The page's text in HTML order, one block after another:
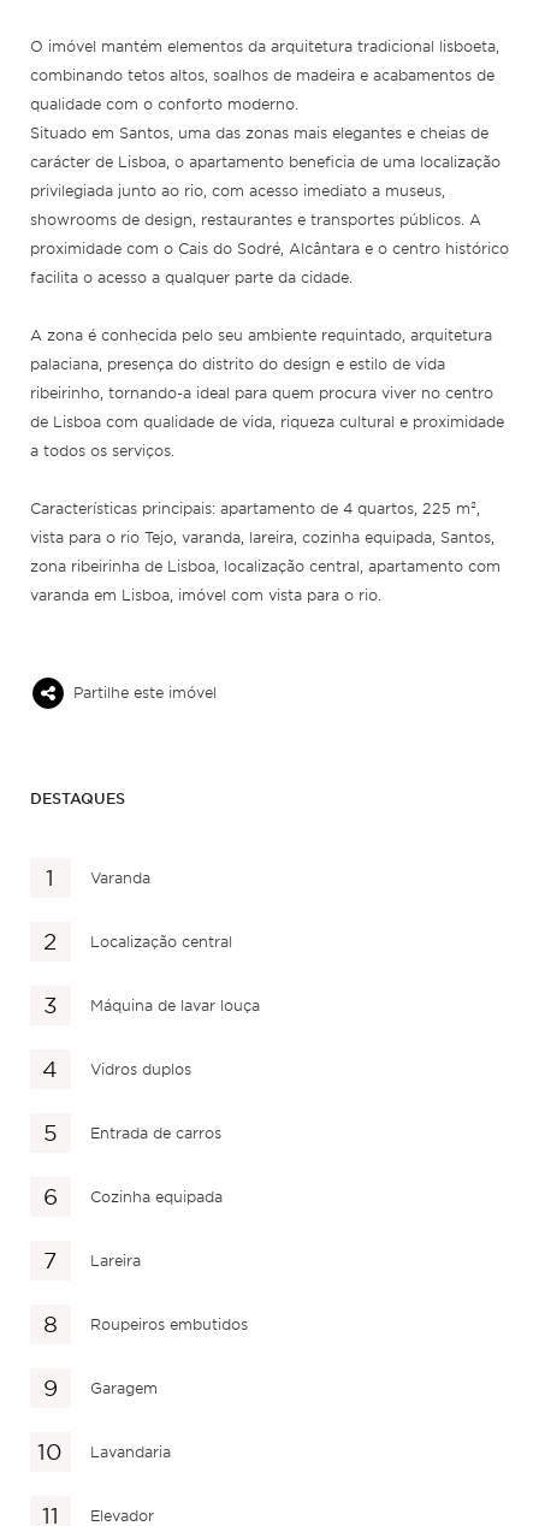
O imóvel mantém elementos da arquitetura tradicional lisboeta,
combinando tetos altos, soalhos de madeira e acabamentos de
qualidade com o conforto moderno.
Situado em Santos, uma das zonas mais elegantes e cheias de
carácter de Lisboa, o apartamento beneficia de uma localização
privilegiada junto ao rio, com acesso imediato a museus,
showrooms de design, restaurantes e transportes públicos. A
proximidade com o Cais do Sodré, Alcântara e o centro histórico
facilita o acesso a qualquer parte da cidade.
A zona é conhecida pelo seu ambiente requintado, arquitetura
palaciana, presença do distrito do design e estilo de vida
ribeirinho, tornando-a ideal para quem procura viver no centro
de Lisboa com qualidade de vida, riqueza cultural e proximidade
a todos os serviços.
Características principais: apartamento de 4 quartos, 225 m²,
vista para o rio Tejo, varanda, lareira, cozinha equipada, Santos,
zona ribeirinha de Lisboa, localização central, apartamento com
varanda em Lisboa, imóvel com vista para o rio.
Partilhe este imóvel
DESTAQUES
Varanda
Localização central
Máquina de lavar louça
Vidros duplos
Entrada de carros
Cozinha equipada
Lareira
Roupeiros embutidos
Garagem
Lavandaria
Elevador